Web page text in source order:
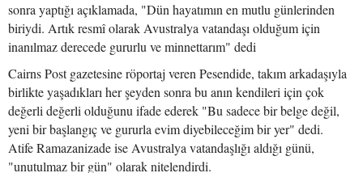
sonra yaptığı açıklamada, "Dün hayatımın en mutlu günlerinden
biriydi. Artık resmî olarak Avustralya vatandaşı olduğum için
inanılmaz derecede gururlu ve minnettarım" dedi
Cairns Post gazetesine röportaj veren Pesendide, takım arkadaşıyla
birlikte yaşadıkları her şeyden sonra bu anın kendileri için çok
değerli değerli olduğunu ifade ederek "Bu sadece bir belge değil,
yeni bir başlangıç ve gururla evim diyebileceğim bir yer" dedi.
Atife Ramazanizade ise Avustralya vatandaşlığı aldığı günü,
"unutulmaz bir gün" olarak nitelendirdi.